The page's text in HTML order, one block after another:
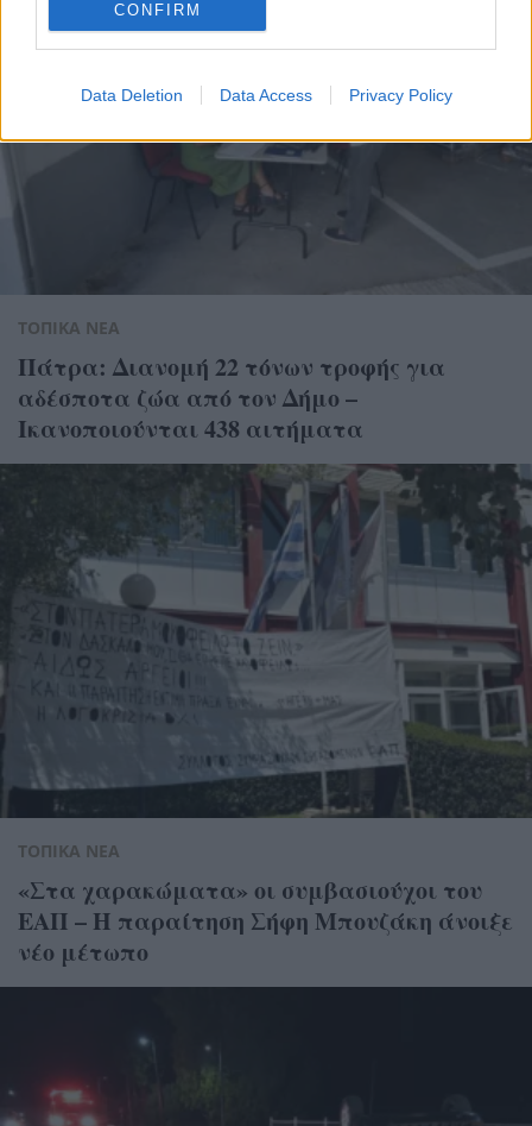
CONFIRM
Data Deletion Data Access Privacy Policy
ΤΟΠΙΚΑ ΝΕΑ
Πάτρα: Διανομή 22 τόνων τροφής για
αδέσποτα ζώα από τον Δήμο –
Ικανοποιούνται 438 αιτήματα
ΤΟΠΙΚΑ ΝΕΑ
«Στα χαρακώματα» οι συμβασιούχοι του
ΕΑΠ – Η παραίτηση Σήφη Μπουζάκη άνοιξε
νέο μέτωπο